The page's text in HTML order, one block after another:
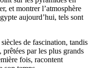
et montrer l’atmosphère
aujourd’hui, tels sont
de fascination, tandis
prêtées par les plus grands
fois, racontent